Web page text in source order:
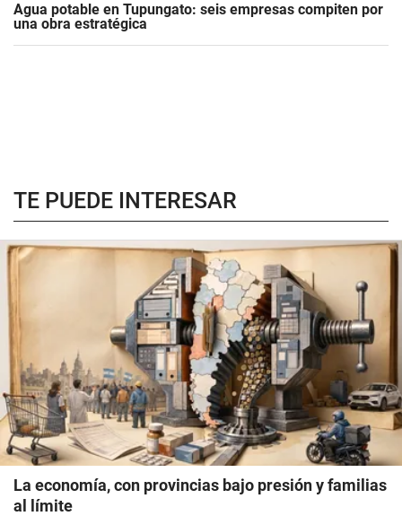
Agua potable en Tupungato: seis empresas compiten por
una obra estratégica
TE PUEDE INTERESAR
La economía, con provincias bajo presión y familias
al límite